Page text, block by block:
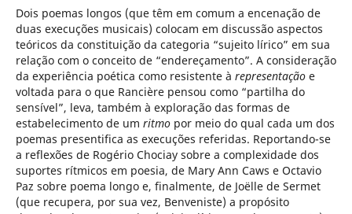
Dois poemas longos (que têm em comum a encenação de
duas execuções musicais) colocam em discussão aspectos
teóricos da constituição da categoria “sujeito lírico” em sua
relação com o conceito de “endereçamento”. A consideração
da experiência poética como resistente à representação e
voltada para o que Rancière pensou como “partilha do
sensível”, leva, também à exploração das formas de
estabelecimento de um ritmopor meio do qual cada um dos
poemas presentifica as execuções referidas. Reportando-se
a reflexões de Rogério Chociay sobre a complexidade dos
suportes rítmicos em poesia, de Mary Ann Caws e Octavio
Paz sobre poema longo e, finalmente, de Joëlle de Sermet
(que recupera, por sua vez, Benveniste) a propósito